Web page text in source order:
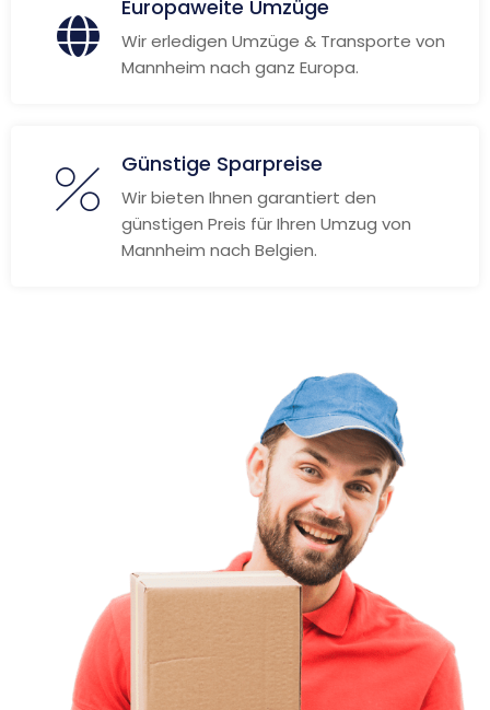
Europaweite Umzüge
Wir erledigen Umzüge & Transporte von
Mannheim nach ganz Europa.
Günstige Sparpreise
Wir bieten Ihnen garantiert den
günstigen Preis für Ihren Umzug von
Mannheim nach Belgien.